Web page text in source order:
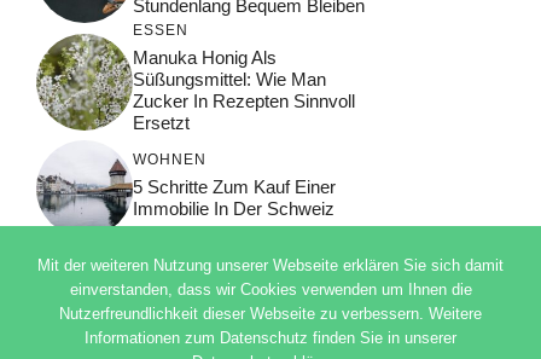
Stundenlang Bequem Bleiben
ESSEN
Manuka Honig Als
Süßungsmittel: Wie Man
Zucker In Rezepten Sinnvoll
Ersetzt
WOHNEN
5 Schritte Zum Kauf Einer
Immobilie In Der Schweiz
© 2026 ADSIMPLE
DATENSCHUTZERKLÄRUNG
Mit der weiteren Nutzung unserer Webseite erklären Sie sich damit
einverstanden, dass wir Cookies verwenden um Ihnen die
Nutzerfreundlichkeit dieser Webseite zu verbessern. Weitere
Informationen zum Datenschutz finden Sie in unserer